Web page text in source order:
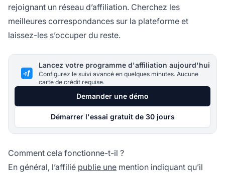
rejoignant un réseau d’affiliation. Cherchez les
meilleures correspondances sur la plateforme et
laissez-les s’occuper du reste.
Lancez votre programme d'affiliation aujourd'hui
Configurez le suivi avancé en quelques minutes. Aucune
carte de crédit requise.
Demander une démo
Démarrer l'essai gratuit de 30 jours
Comment cela fonctionne-t-il ?
En général, l’affilié publie une mention indiquant qu’il